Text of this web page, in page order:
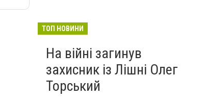
ТОП НОВИНИ
На війні загинув
захисник із Лішні Олег
Торський